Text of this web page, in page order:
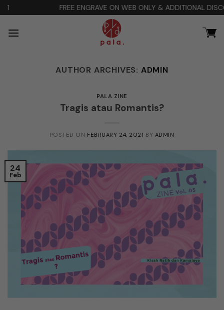
Skip
to
content
ENGRAVE ON WEB ONLY & ADDITIONAL DISCOUNT 10% Code :
AUTHOR ARCHIVES: ADMIN
PALA ZINE
Tragis atau Romantis?
POSTED ON FEBRUARY 24, 2021 BY ADMIN
24
Feb